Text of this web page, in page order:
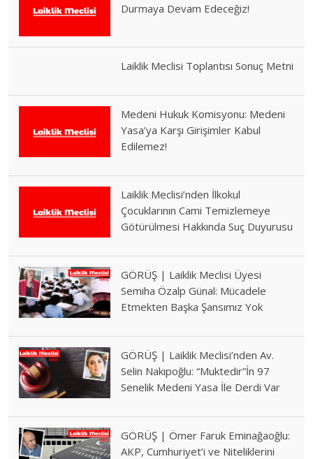
Durmaya Devam Edeceğiz!
Laiklik Meclisi Toplantısı Sonuç Metni
Medeni Hukuk Komisyonu: Medeni
Yasa’ya Karşı Girişimler Kabul
Edilemez!
Laiklik Meclisi’nden İlkokul
Çocuklarının Cami Temizlemeye
Götürülmesi Hakkında Suç Duyurusu
GÖRÜŞ | Laiklik Meclisi Üyesi
Semiha Özalp Günal: Mücadele
Etmekten Başka Şansımız Yok
GÖRÜŞ | Laiklik Meclisi’nden Av.
Selin Nakıpoğlu: “Muktedir”İn 97
Senelik Medeni Yasa İle Derdi Var
GÖRÜŞ | Ömer Faruk Eminağaoğlu:
AKP, Cumhuriyet’i ve Niteliklerini